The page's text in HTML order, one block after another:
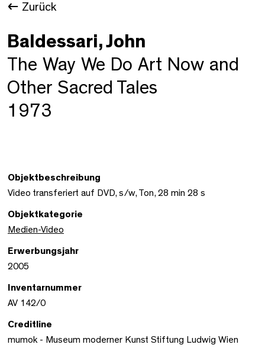
Zurück
Baldessari, John
The Way We Do Art Now and
Other Sacred Tales
1973
Objektbeschreibung
Video transferiert auf DVD, s/w, Ton, 28 min 28 s
Objektkategorie
Medien-Video
Erwerbungsjahr
2005
Inventarnummer
AV 142/0
Creditline
mumok - Museum moderner Kunst Stiftung Ludwig Wien